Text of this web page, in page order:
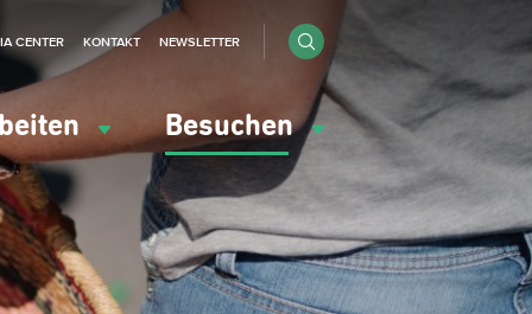
Besuchen
CENTER KONTAKT NEWSLETTER